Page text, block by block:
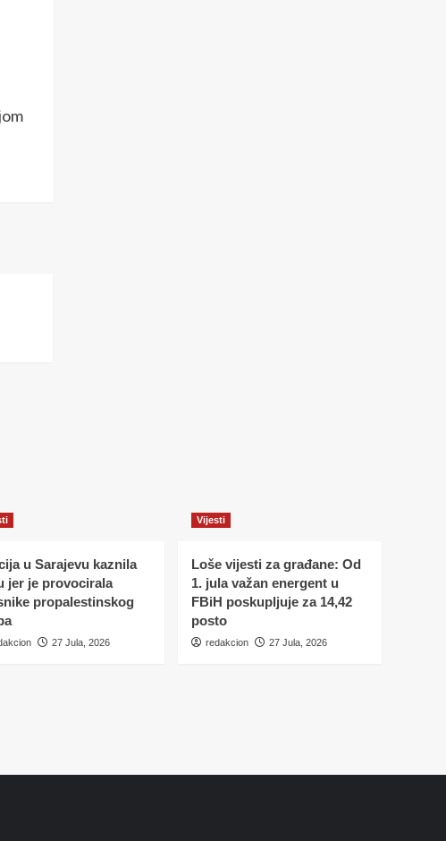
u Sarajevu kaznila
jer je provocirala
propalestinskog
27 Jula, 2026
Vijesti
Loše vijesti za građane: Od
1. jula važan energent u
FBiH poskupljuje za 14,42
posto
redakcion 27 Jula, 2026